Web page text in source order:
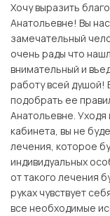
Хочу выразить
Анатольевне! Вы
замечательный
очень рады что
внимательный и
работу всей душой!
подобрать ее
Анатольевне.
кабинета, вы не
лечения, которое
индивидуальных
от такого лечения
руках чувствует
все необходимые